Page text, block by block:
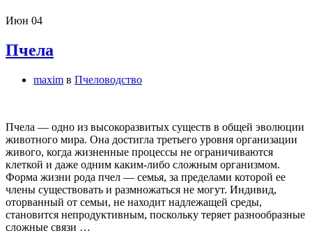
Июн 04
Пчела
maxim в Пчеловодство
Пчела — одно из высокоразвитых существ в общей эволюции
животного мира. Она достигла третьего уровня организации
живого, когда жизненные процессы не ограничиваются
клеткой и даже одним каким-либо сложным организмом.
Форма жизни рода пчел — семья, за пределами которой ее
члены существовать и размножаться не могут. Индивид,
оторванный от семьи, не находит надлежащей среды,
становится непродуктивным, поскольку теряет разнообразные
сложные связи …